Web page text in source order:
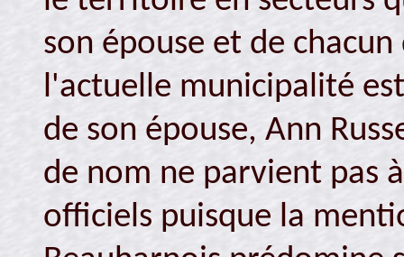
son épouse et de
l'actuelle municipalité
de son épouse, Ann
de nom ne parvient pas
officiels puisque la